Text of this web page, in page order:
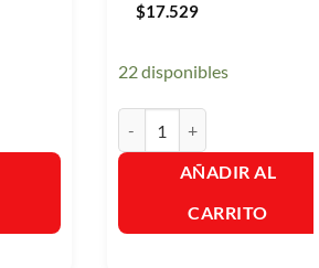
$17.529
22 disponibles
AÑADIR AL
CARRITO